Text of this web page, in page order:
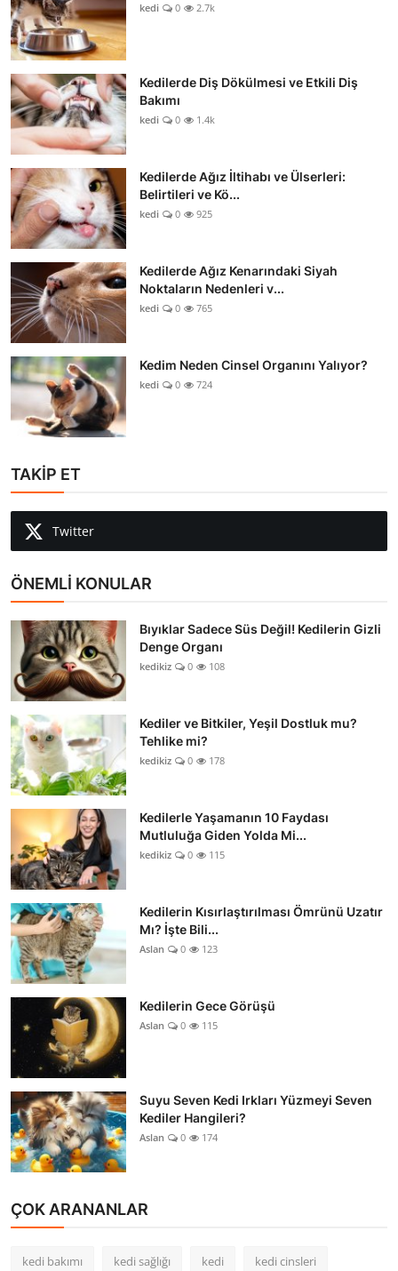
kedi 0 2.7k
Kedilerde Diş Dökülmesi ve Etkili Diş
Bakımı
kedi 0 1.4k
Kedilerde Ağız İltihabı ve Ülserleri:
Belirtileri ve Kö...
kedi 0 925
Kedilerde Ağız Kenarındaki Siyah
Noktaların Nedenleri v...
kedi 0 765
Kedim Neden Cinsel Organını Yalıyor?
kedi 0 724
TAKİP ET
Twitter
ÖNEMLİ KONULAR
Bıyıklar Sadece Süs Değil! Kedilerin Gizli
Denge Organı
kedikiz 0 108
Kediler ve Bitkiler, Yeşil Dostluk mu?
Tehlike mi?
kedikiz 0 178
Kedilerle Yaşamanın 10 Faydası
Mutluluğa Giden Yolda Mi...
kedikiz 0 115
Kedilerin Kısırlaştırılması Ömrünü Uzatır
Mı? İşte Bili...
Aslan 0 123
Kedilerin Gece Görüşü
Aslan 0 115
Suyu Seven Kedi Irkları Yüzmeyi Seven
Kediler Hangileri?
Aslan 0 174
ÇOK ARANANLAR
kedi bakımı kedi sağlığı kedi kedi cinsleri